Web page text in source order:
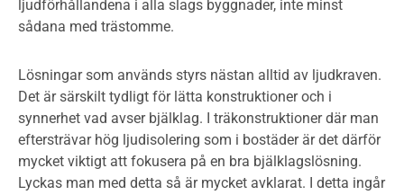
ljudförhållandena i alla slags byggnader, inte minst
sådana med trästomme.
Lösningar som används styrs nästan alltid av ljudkraven.
Det är särskilt tydligt för lätta konstruktioner och i
synnerhet vad avser bjälklag. I träkonstruktioner där man
eftersträvar hög ljudisolering som i bostäder är det därför
mycket viktigt att fokusera på en bra bjälklagslösning.
Lyckas man med detta så är mycket avklarat. I detta ingår